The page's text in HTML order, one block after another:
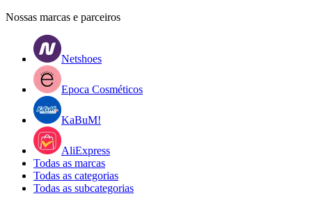
Nossas marcas e parceiros
Netshoes
Epoca Cosméticos
KaBuM!
AliExpress
Todas as marcas
Todas as categorias
Todas as subcategorias